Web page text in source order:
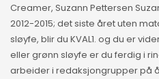
Creamer, Suzann Pettersen
2012-2015; det siste året uten
sløyfe, blir du KVAL1. og du er
eller grønn sløyfe er du ferdig i
arbeider i redaksjongrupper på